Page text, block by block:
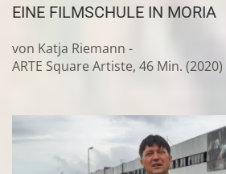
EINE FILMSCHULE IN MORIA
von Katja Riemann -
ARTE Square Artiste, 46 Min. (2020)